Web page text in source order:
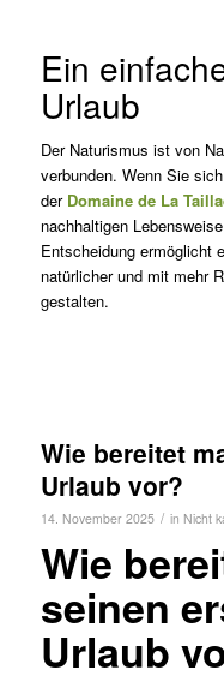
Ein
Urlaub
Der Naturismus ist von
verbunden. Wenn Sie
der Domaine de La
nachhaltigen
Entscheidung ermöglicht
natürlicher und mit mehr
gestalten.
Wie bereitet
Urlaub vor?
14. November 2025 / in Nicht
Wie
seinen
Urlaub